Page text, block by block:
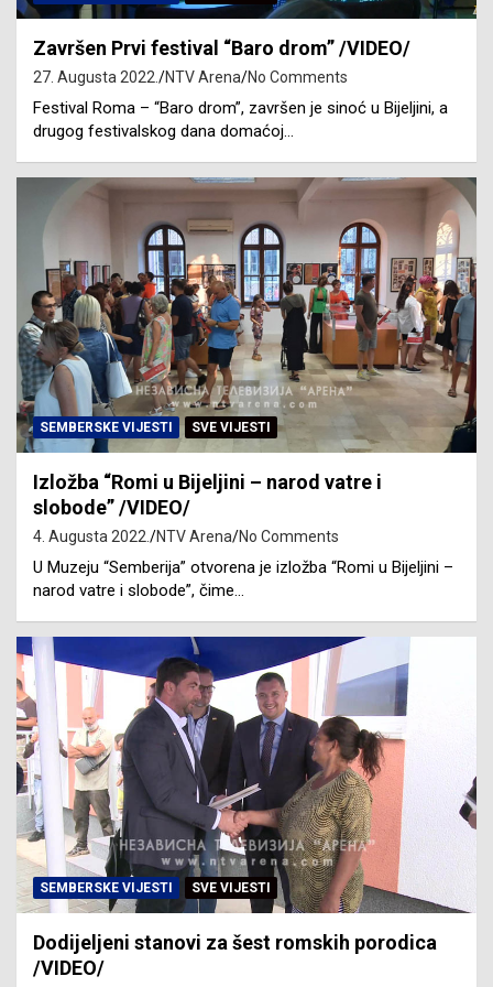
Završen Prvi festival “Baro drom” /VIDEO/
27. Augusta 2022. NTV Arena No Comments
Festival Roma – “Baro drom”, završen je sinoć u Bijeljini, a
drugog festivalskog dana domaćoj…
SEMBERSKE VIJESTI SVE VIJESTI
Izložba “Romi u Bijeljini – narod vatre i
slobode” /VIDEO/
4. Augusta 2022. NTV Arena No Comments
U Muzeju “Semberija” otvorena je izložba “Romi u Bijeljini –
narod vatre i slobode”, čime…
SEMBERSKE VIJESTI SVE VIJESTI
Dodijeljeni stanovi za šest romskih porodica
/VIDEO/